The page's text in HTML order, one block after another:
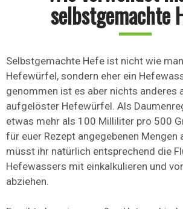
selbstgemachte
Selbstgemachte Hefe ist nicht wie
Hefewürfel, sondern eher ein
genommen ist es aber nichts anderes
aufgelöster Hefewürfel. Als
etwas mehr als 100 Milliliter pro 500
für euer Rezept angegebenen Mengen
müsst ihr natürlich entsprechend die
Hefewassers mit einkalkulieren und
abziehen.